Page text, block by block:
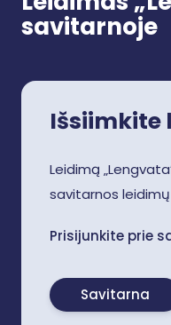
savitarnoje
Išsiimkite
Leidimą
savitarnos leidimų
Prisijunkite prie
Savitarna